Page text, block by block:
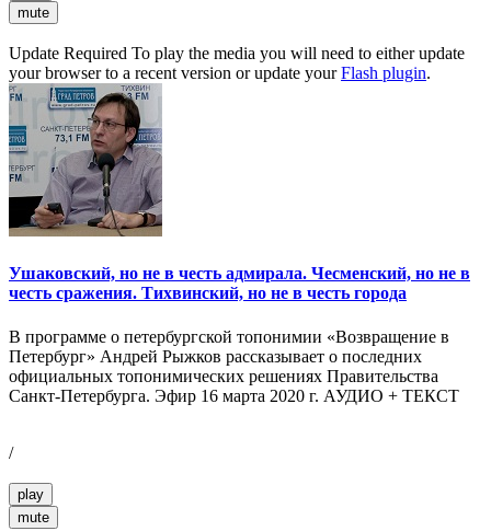
mute
Update Required To play the media you will need to either update
your browser to a recent version or update yourFlash plugin.
Ушаковский, но не в честь адмирала. Чесменский, но не в
честь сражения. Тихвинский, но не в честь города
В программе о петербургской топонимии «Возвращение в
Петербург» Андрей Рыжков рассказывает о последних
официальных топонимических решениях Правительства
Санкт-Петербурга. Эфир 16 марта 2020 г. АУДИО + ТЕКСТ
/
play
mute